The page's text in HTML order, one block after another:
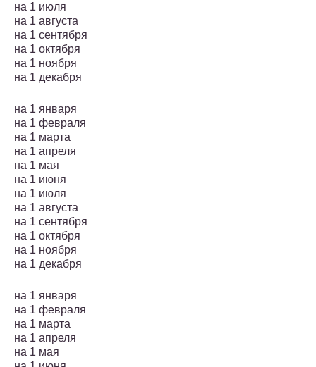
на 1 июля
на 1 августа
на 1 сентября
на 1 октября
на 1 ноября
на 1 декабря
на 1 января
на 1 февраля
на 1 марта
на 1 апреля
на 1 мая
на 1 июня
на 1 июля
на 1 августа
на 1 сентября
на 1 октября
на 1 ноября
на 1 декабря
на 1 января
на 1 февраля
на 1 марта
на 1 апреля
на 1 мая